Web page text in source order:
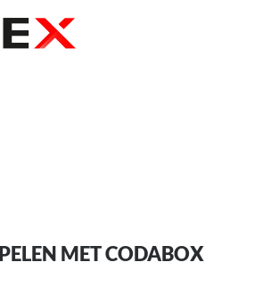
MET CODABOX